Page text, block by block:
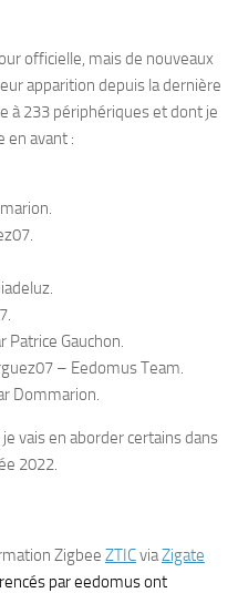
officielle, mais de nouveaux
apparition depuis la dernière
à 233 périphériques et dont je
avant :
Gauchon.
– Eedomus Team.
Dommarion.
vais en aborder certains dans
2022.
Zigbee ZTICviaZigate
par eedomus ont